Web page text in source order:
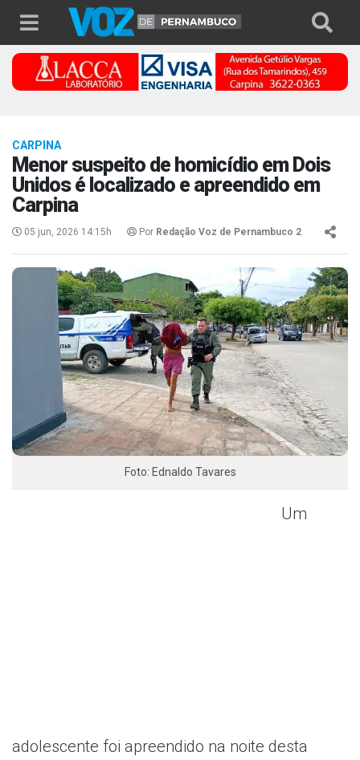
CARPINA
Menor suspeito de homicídio em Dois
Unidos é localizado e apreendido em
Carpina
05 jun, 2026 14:15h Por Redação Voz de Pernambuco 2
Foto: Ednaldo Tavares
Um
adolescente foi apreendido na noite desta